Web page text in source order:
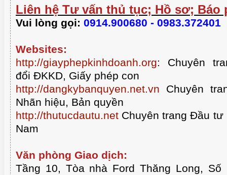
Liên hệ Tư vấn thủ tục; Hồ sơ; Báo
Vui lòng gọi: 0914.900680 - 0983.372401
Websites:
http://giayphepkinhdoanh.org:
Chuyên
đổi ĐKKD, Giấy phép con
http://dangkybanquyen.net.vn Chuyên
Nhãn hiệu, Bản quyền
http://thutucdautu.net Chuyên trang Đầu
Nam
Văn phòng Giao dịch:
Tầng 10, Tòa nhà Ford Thăng Long, Số